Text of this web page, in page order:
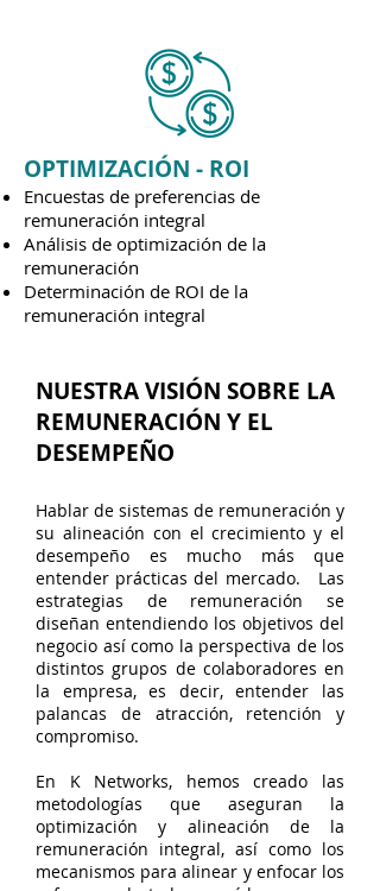
OPTIMIZACIÓN - ROI
Encuestas de preferencias de
remuneración integral
Análisis de optimización de la
remuneración
Determinación de ROI de la
remuneración integral
NUESTRA VISIÓN SOBRE LA
REMUNERACIÓN Y EL
DESEMPEÑO
Hablar de sistemas de remuneración y
su alineación con el crecimiento y el
desempeño es mucho más que
entender prácticas del mercado. Las
estrategias de remuneración se
diseñan entendiendo los objetivos del
negocio así como la perspectiva de los
distintos grupos de colaboradores en
la empresa, es decir, entender las
palancas de atracción, retención y
compromiso.
En K Networks, hemos creado las
metodologías que aseguran la
optimización y alineación de la
remuneración integral, así como los
mecanismos para alinear y enfocar los